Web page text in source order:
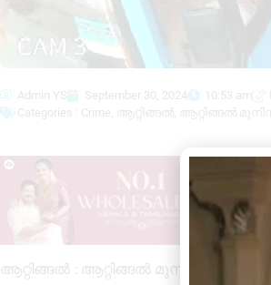
Admin YS September 30, 2024 10:53 am
Categories : Crime, ആറ്റിങ്ങൽ, ആറ്റിങ്ങൽ
ആറ്റിങ്ങൽ : ആറ്റിങ്ങൽ മുനിസിപ്പൽ